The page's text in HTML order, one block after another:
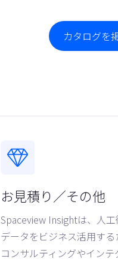
カタログを
お見積り／その他
Spaceview Insightは、人工
データをビジネス活用する
コンサルティングやインテ